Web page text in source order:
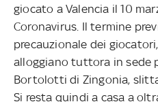
giocato a Valencia il 10
Coronavirus. Il termine
precauzionale dei
alloggiano tuttora in sede
Bortolotti di Zingonia,
Si resta quindi a casa a